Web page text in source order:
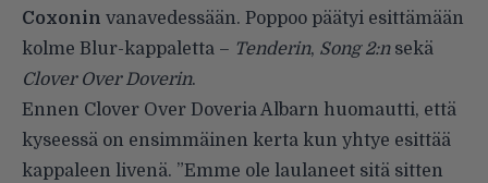
Coxonin vanavedessään. Poppoo päätyi esittämään
kolme Blur-kappaletta – Tenderin, Song 2:nsekä
Clover Over Doverin.
Ennen Clover Over Doveria Albarn huomautti, että
kyseessä on ensimmäinen kerta kun yhtye esittää
kappaleen livenä. ”Emme ole laulaneet sitä sitten